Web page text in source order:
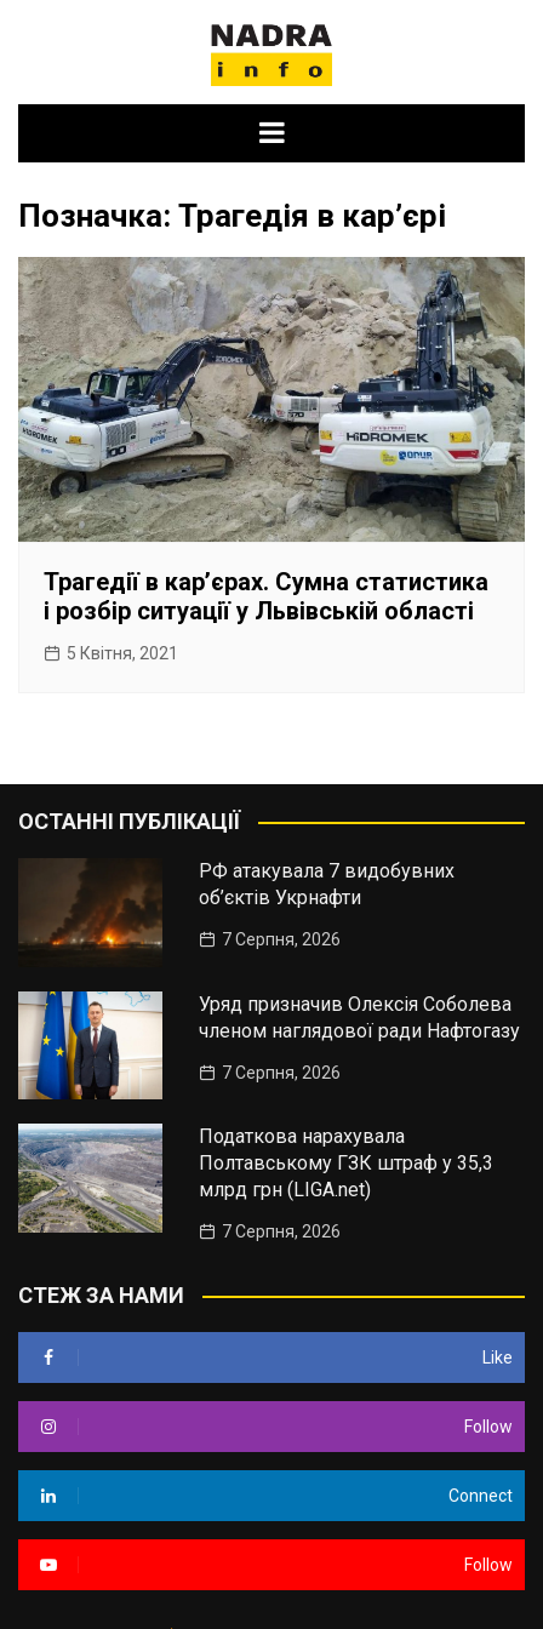
Позначка: Трагедія в кар’єрі
Трагедії в кар’єрах. Сумна статистика
і розбір ситуації у Львівській області
5 Квітня, 2021
ОСТАННІ ПУБЛІКАЦІЇ
РФ атакувала 7 видобувних
об’єктів Укрнафти
7 Серпня, 2026
Уряд призначив Олексія Соболева
членом наглядової ради Нафтогазу
7 Серпня, 2026
Податкова нарахувала
Полтавському ГЗК штраф у 35,3
млрд грн (LIGA.net)
7 Серпня, 2026
СТЕЖ ЗА НАМИ
Like
Follow
Connect
Follow